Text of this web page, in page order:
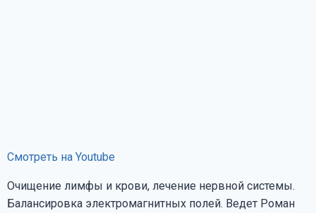
Смотреть на Youtube
Очищение лимфы и крови, лечение нервной системы.
Балансировка электромагнитных полей. Ведет Роман